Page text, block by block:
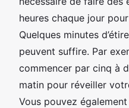
heures chaque jour
Quelques minutes
peuvent suffire. Par
commencer par cinq à
matin pour réveiller
Vous pouvez